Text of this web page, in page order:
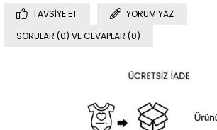
TAVSIYE ET
YORUM YAZ
SORULAR (0) VE CEVAPLAR (0)